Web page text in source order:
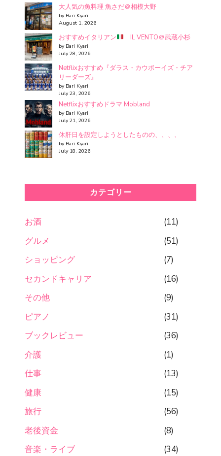
大人気の魚料理 魚さだ＠相模大野
by Bari Kyari
August 1, 2026
おすすめイタリアン IL VENTO＠武蔵小杉
by Bari Kyari
July 28, 2026
Netflixおすすめ『ダラス・カウボーイズ・チア
リーダーズ』
by Bari Kyari
July 23, 2026
Netflixおすすめドラマ Mobland
by Bari Kyari
July 21, 2026
休肝日を設定しようとしたものの、、、、
by Bari Kyari
July 18, 2026
カテゴリー
お酒
(11)
グルメ
(51)
ショッピング
(7)
セカンドキャリア
(16)
その他
(9)
ピアノ
(31)
ブックレビュー
(36)
介護
(1)
仕事
(13)
健康
(15)
旅行
(56)
老後資金
(8)
音楽・ライブ
(34)